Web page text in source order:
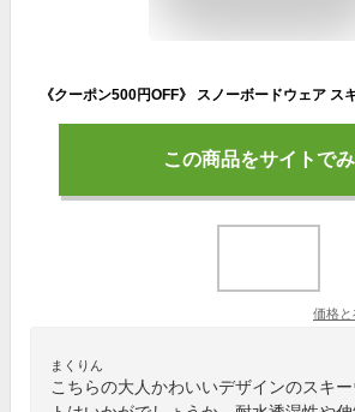
この商品をサイトで
価格と
まくりん
こちらの大人かわいいデザインのスキ